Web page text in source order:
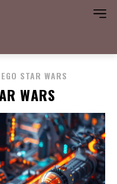
STAR WARS
WARS